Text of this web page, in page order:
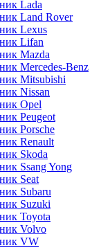
Lada
Land Rover
Lexus
Lifan
Mazda
Merсedes-Benz
Mitsubishi
Nissan
Opel
Peugeot
Porsche
Renault
Skoda
Ssang Yong
Seat
Subaru
Suzuki
Toyota
Volvo
VW